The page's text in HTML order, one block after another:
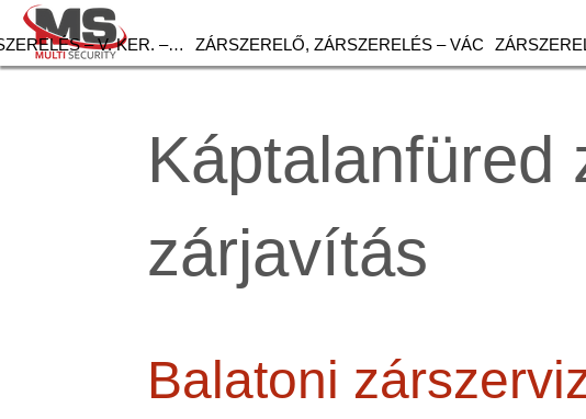
– V. KER. –… ZÁRSZERELŐ, ZÁRSZERELÉS – VÁC
Káptalanfüred
zárjavítás
Balatoni